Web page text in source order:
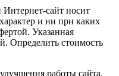
сайт носит
и ни при каких
Указанная
Определить стоимость
работы сайта.